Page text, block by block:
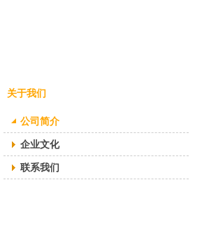
关于我们
公司简介
企业文化
联系我们